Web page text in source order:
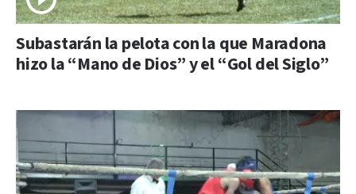
Subastarán la pelota con la que Maradona
hizo la “Mano de Dios” y el “Gol del Siglo”